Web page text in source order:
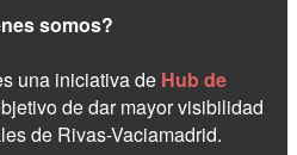
somos?
una iniciativa de Hub de
de dar mayor visibilidad
de Rivas-Vaciamadrid.